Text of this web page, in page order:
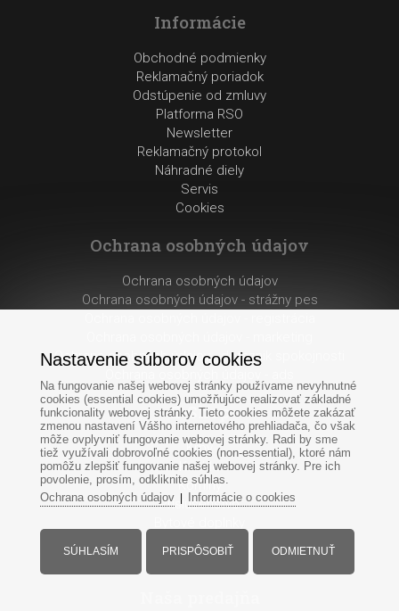
Informácie
Obchodné podmienky
Reklamačný poriadok
Odstúpenie od zmluvy
Platforma RSO
Newsletter
Reklamačný protokol
Náhradné diely
Servis
Cookies
Ochrana osobných údajov
Ochrana osobných údajov
Ochrana osobných údajov - strážny pes
Ochrana osobných údajov - dotaznik spokojnosti
E-Shop
Krby
Kachle
Komíny
Príslušenstvo
Prihlásenie
Registrácia
Nastavenie súborov cookies
Na fungovanie našej webovej stránky používame nevyhnutné
cookies (essential cookies) umožňujúce realizovať základné
funkcionality webovej stránky. Tieto cookies môžete zakázať
zmenou nastavení Vášho internetového prehliadača, čo však
môže ovplyvniť fungovanie webovej stránky. Radi by sme
tiež využívali dobrovoľné cookies (non-essential), ktoré nám
pomôžu zlepšiť fungovanie našej webovej stránky. Pre ich
povolenie, prosím, odkliknite súhlas.
Ochrana osobných údajov| Informácie o cookies
SÚHLASÍM PRISPÔSOBIŤ ODMIETNUŤ